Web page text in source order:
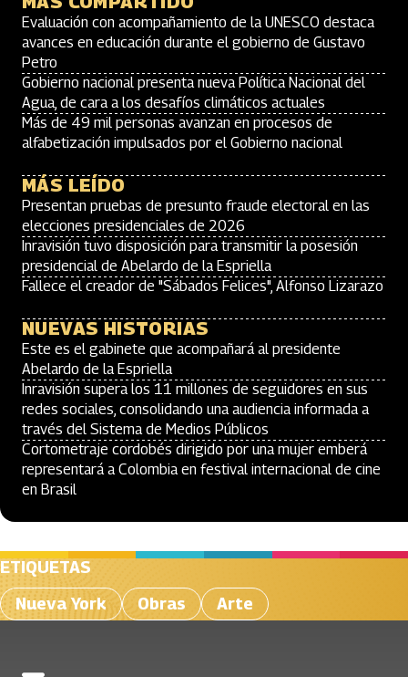
Evaluación con acompañamiento de la UNESCO destaca
avances en educación durante el gobierno de Gustavo
Petro
Gobierno nacional presenta nueva Política Nacional del
Agua, de cara a los desafíos climáticos actuales
Más de 49 mil personas avanzan en procesos de
alfabetización impulsados por el Gobierno nacional
MÁS LEÍDO
Presentan pruebas de presunto fraude electoral en las
elecciones presidenciales de 2026
Inravisión tuvo disposición para transmitir la posesión
presidencial de Abelardo de la Espriella
Fallece el creador de "Sábados Felices", Alfonso Lizarazo
NUEVAS HISTORIAS
Este es el gabinete que acompañará al presidente
Abelardo de la Espriella
Inravisión supera los 11 millones de seguidores en sus
redes sociales, consolidando una audiencia informada a
través del Sistema de Medios Públicos
Cortometraje cordobés dirigido por una mujer emberá
representará a Colombia en festival internacional de cine
en Brasil
ETIQUETAS
Nueva York
Obras Arte